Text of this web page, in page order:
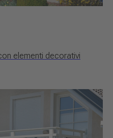
elementi decorativi